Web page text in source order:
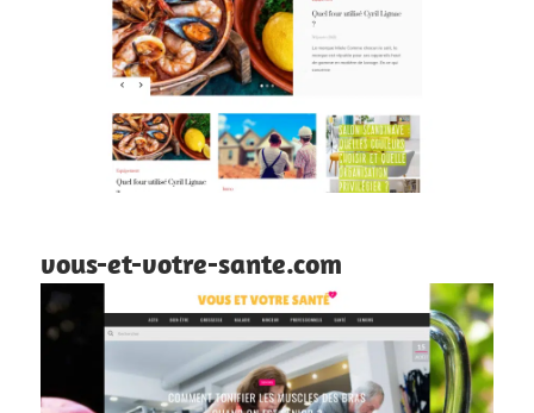
vous-et-votre-sante.com